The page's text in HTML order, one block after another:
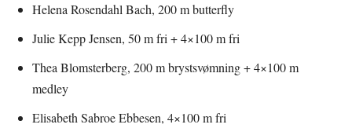
Helena Rosendahl Bach, 200 m butterfly
Julie Kepp Jensen, 50 m fri + 4×100 m fri
Thea Blomsterberg, 200 m brystsvømning + 4×100 m
medley
Elisabeth Sabroe Ebbesen, 4×100 m fri